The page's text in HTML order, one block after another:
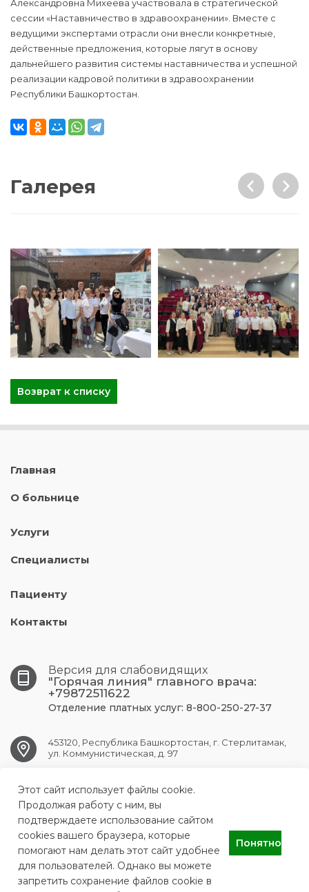
Александровна Михеева участвовала в стратегической
сессии «Наставничество в здравоохранении». Вместе с
ведущими экспертами отрасли они внесли конкретные,
действенные предложения, которые лягут в основу
дальнейшего развития системы наставничества и успешной
реализации кадровой политики в здравоохранении
Республики Башкортостан.
Галерея
Возврат к списку
Главная
О больнице
Услуги
Специалисты
Пациенту
Контакты
Версия для слабовидящих
"Горячая линия" главного врача:
+79872511622
Отделение платных услуг: 8-800-250-27-37
453120, Республика Башкортостан, г. Стерлитамак,
ул. Коммунистическая, д. 97
str.gkb1@doctorrb.ru
ГБУЗ РБ ГКБ № 1 г.Стерлитамак
Этот сайт использует файлы cookie.
Продолжая работу с ним, вы
подтверждаете использование сайтом
cookies вашего браузера, которые
помогают нам делать этот сайт удобнее
для пользователей. Однако вы можете
запретить сохранение файлов cookie в
Понятно